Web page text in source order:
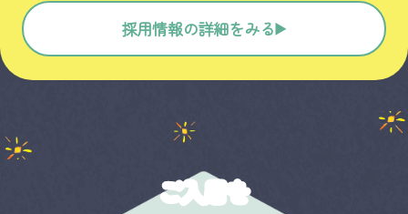
採用情報の詳細をみる
ご入居を